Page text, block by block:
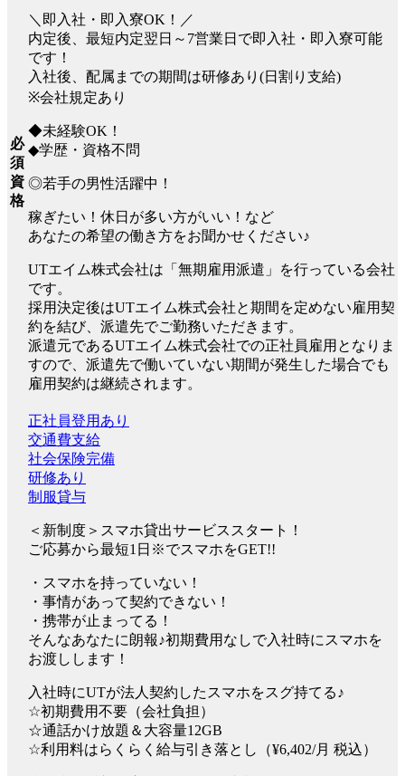
必
須
資
格
＼即入社・即入寮OK！／
内定後、最短内定翌日～7営業日で即入社・即入寮可能
です！
入社後、配属までの期間は研修あり(日割り支給)
※会社規定あり
◆未経験OK！
◆学歴・資格不問
◎若手の男性活躍中！
稼ぎたい！休日が多い方がいい！など
あなたの希望の働き方をお聞かせください♪
UTエイム株式会社は「無期雇用派遣」を行っている会社
です。
採用決定後はUTエイム株式会社と期間を定めない雇用契
約を結び、派遣先でご勤務いただきます。
派遣元であるUTエイム株式会社での正社員雇用となりま
すので、派遣先で働いていない期間が発生した場合でも
雇用契約は継続されます。
正社員登用あり
交通費支給
社会保険完備
研修あり
制服貸与
＜新制度＞スマホ貸出サービススタート！
ご応募から最短1日※でスマホをGET!!
・スマホを持っていない！
・事情があって契約できない！
・携帯が止まってる！
そんなあなたに朗報♪初期費用なしで入社時にスマホを
お渡しします！
入社時にUTが法人契約したスマホをスグ持てる♪
☆初期費用不要（会社負担）
☆通話かけ放題＆大容量12GB
☆利用料はらくらく給与引き落とし（¥6,402/月 税込）